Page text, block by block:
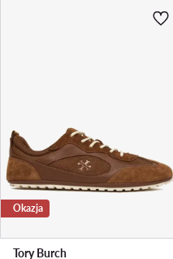
Okazja
Tory Burch